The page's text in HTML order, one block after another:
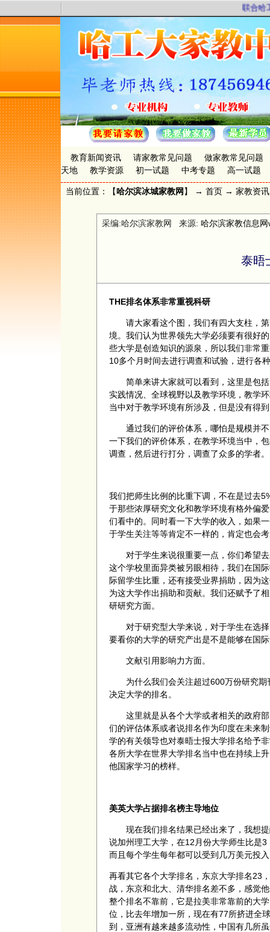
联合哈
教育新闻资讯 请家教常见问题
做家教常见问题
天地
教学资源 初一试题 中考专题 高一试题
当前位置：【哈尔滨冰城家教网 】 → 首页 → 家教资讯
采编:哈尔滨家教网 来源: 哈尔滨家教信息
泰晤
THE排名体系非常重视科研
请大家看这个图，我们有四大支柱，第
境。我们认为世界领先大学必须要有很好
些大学是创造知识的源泉，所以我们非常
10多个月时间去进行调查和试验，进行各
简单来讲大家就可以看到，这里是包括
实践情况、全球视野以及教学环境，教学
当中对于教学环境有所涉及，但是没有得
通过我们的评价体系，哪怕是规模并不
一下我们的评价体系，在教学环境当中，
调查，然后进行打分，调查了众多的学者。
我们把师生比例的比重下调，不在是过去
于那些浓厚研究文化和教学环境有格外偏
们看中的。同时看一下大学的收入，如果
于学生关注等等肯定不一样的，肯定也会
对于学生来说很重要一点，你们希望去
这个学校里面异类被另眼相待，我们在国
际留学生比重，还有接受业界捐助，因为
为这大学作出捐助和贡献。我们还赋予了
研研究方面。
对于研究型大学来说，对于学生在选择
要看你的大学的研究产出是不是能够在国
文献引用影响力方面。
为什么我们会关注超过600万份研究期
决定大学的排名。
这里就是从各个大学或者相关的政府部
们的评估体系或者说排名作为印度在未来
学的有关领导也对泰晤士报大学排名给予
各所大学在世界大学排名当中也在持续上
他国家学习的榜样。
美英大学占据排名榜主导地位
现在我们排名结果已经出来了，我想提
说加州理工大学，在12月份大学师生比是
而且每个学生每年都可以受到几万美元投
再看其它各个大学排名，东京大学排名23
战，东京和北大、清华排名差不多，感觉
整个排名不靠前，它是拉美非常靠前的大
位，比去年增加一所，现在有77所挤进全
到，亚洲有越来越多流动性，中国有几所